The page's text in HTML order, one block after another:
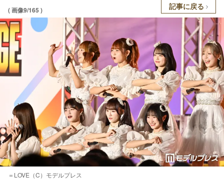
( 画像9/165 ) 記事に戻る
＝LOVE（C）モデルプレス